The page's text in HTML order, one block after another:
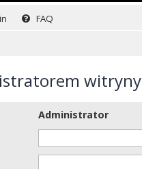
FAQ
witryny
Administrator